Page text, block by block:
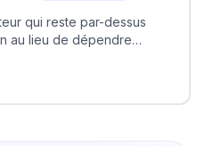
qui reste par-dessus
au lieu de dépendre